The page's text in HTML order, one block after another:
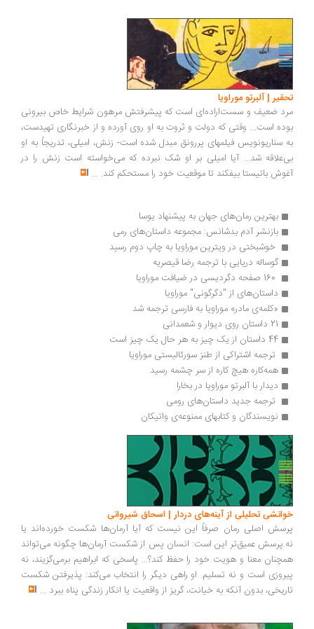
تحقیر | آلبرتو موراویا
‌مرد ضعیف و سست‌اراده‌ای است که پیشرفتش مرهون شرایط خاص بیرونی
بوده است... وقتی که دولت و ثروت به او روی آورده و از خبرنگاری تهیدست،
به سناریو‌‌نویس فیلمهای پررونق مبدل شده است- زنش،‌ امیلی، ‌تدریجاً به او
بی‌علاقه شد... آیا امیلی بر او شک نبرده که می‌خواسته است زنش را در
آغوش باتیستا بیفکند تا موقعیت خود را مستحکم کند. ...
بهترین رمان‌های جهان به پیشنهاد یوسا
بازنشر آدم بدشانس: مجموعه داستان‌های رمی
خوشبختی در ویترین موراویا به چاپ دوم رسید
گوساله دریایی با ترجمه رضا قیصریه
داستان‌های از "دگرگونی" موراویا
«کلمه‌ی مادر» موراویا به فارسی ترجمه شد
21 داستان روی دیوار و شعمدانی
44 داستان از یک چیز به هر حال یک چیز است
ترجمه‌ اشتراکی از طنز سورئالیستی موراویا
همه‌کاره‌ هیچ کاره از سر چشمه رسید
دیدار با آلبرتو موراویا در بخارا
ترجمه جدید داستان‌های رومی
نویسندگان و کتابهای ممنوعه‌ی واتیکان
خوانشی تحلیلی از آینه‌های دردار | اسحاق شیروانی
پرسش اصلی رمان صرفاً این نیست که آیا آرمان‌ها شکست خورده‌اند یا
نه.پرسش عمیق‌تر این است: انسان پس از شکست آرمان‌ها چگونه می‌تواند
همچنان معنا و هویت خود را حفظ کند؟... پاسخی که ابراهیم برمی‌گزیند، نه
پیروزی است و نه تسلیم. او راهی دیگر را انتخاب می‌کند: پذیرفتن شکست
تاریخی، بدون آنکه به خیانت، گریز از واقعیت یا انکار زندگی پناه ببرد ...